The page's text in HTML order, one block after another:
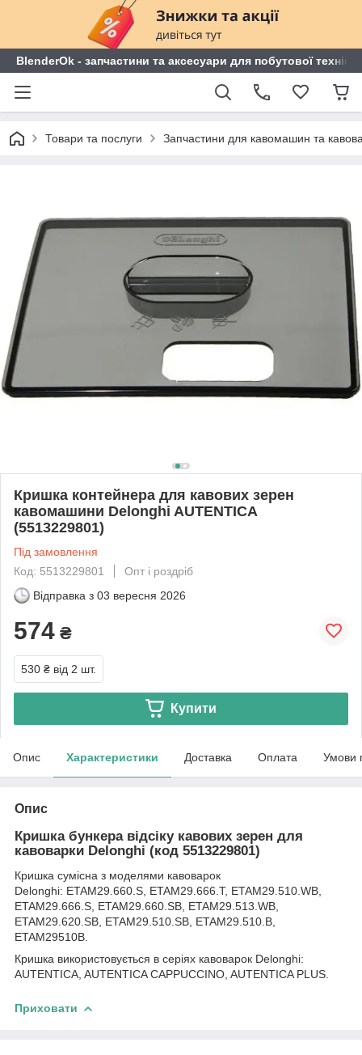
BlenderOk - запчастини та аксесуари для побутової техніки
Товари та послуги Запчастини для кавомашин та
Кришка контейнера для кавових зерен
кавомашини Delonghi AUTENTICA
(5513229801)
Під замовлення
Код: 5513229801
Опт і роздріб
Відправка з 03 вересня 2026
574 ₴
530 ₴ від 2 шт.
Купити
Опис Характеристики Доставка Оплата Умови
Опис
Кришка бункера відсіку кавових зерен для
кавоварки Delonghi (код 5513229801)
Кришка сумісна з моделями кавоварок
Delonghi: ETAM29.660.S, ETAM29.666.T, ETAM29.510.WB,
ETAM29.666.S, ETAM29.660.SB, ETAM29.513.WB,
ETAM29.620.SB, ETAM29.510.SB, ETAM29.510.B,
ETAM29510B.
Кришка використовується в серіях кавоварок Delonghi:
AUTENTICA, AUTENTICA CAPPUCCINO, AUTENTICA PLUS.
Приховати